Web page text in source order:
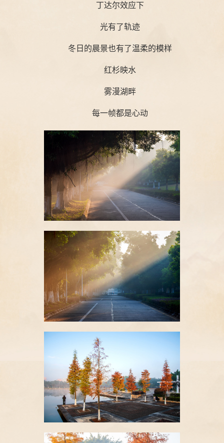
丁达尔效应下
光有了轨迹
冬日的晨景也有了温柔的模样
红杉映水
雾漫湖畔
每一帧都是心动